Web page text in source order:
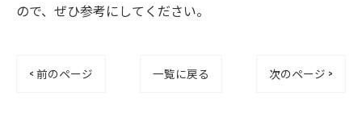
ので、ぜひ参考にしてください。
< 前のページ 一覧に戻る 次のページ >